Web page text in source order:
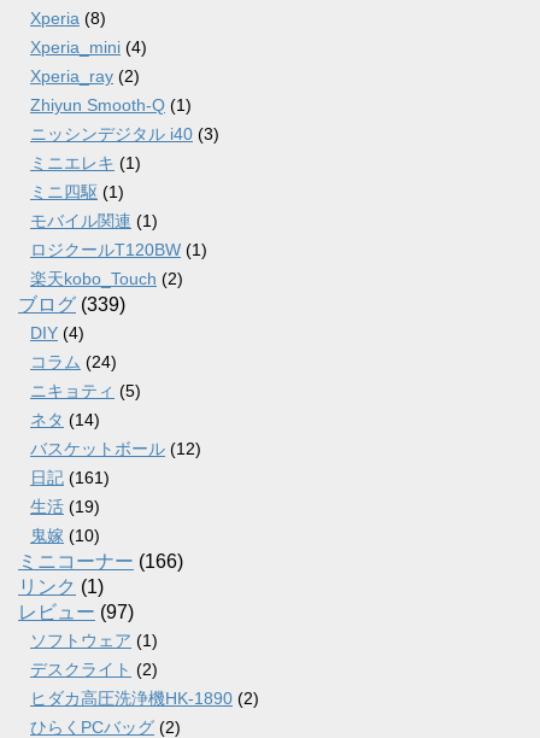
Xperia (8)
Xperia_mini (4)
Xperia_ray (2)
Zhiyun Smooth-Q (1)
ニッシンデジタル i40 (3)
ミニエレキ (1)
ミニ四駆 (1)
モバイル関連 (1)
ロジクールT120BW (1)
楽天kobo_Touch (2)
ブログ (339)
DIY (4)
コラム (24)
ニキョティ (5)
ネタ (14)
バスケットボール (12)
日記 (161)
生活 (19)
鬼嫁 (10)
ミニコーナー (166)
リンク (1)
レビュー (97)
ソフトウェア (1)
デスクライト (2)
ヒダカ高圧洗浄機HK-1890 (2)
ひらくPCバッグ (2)